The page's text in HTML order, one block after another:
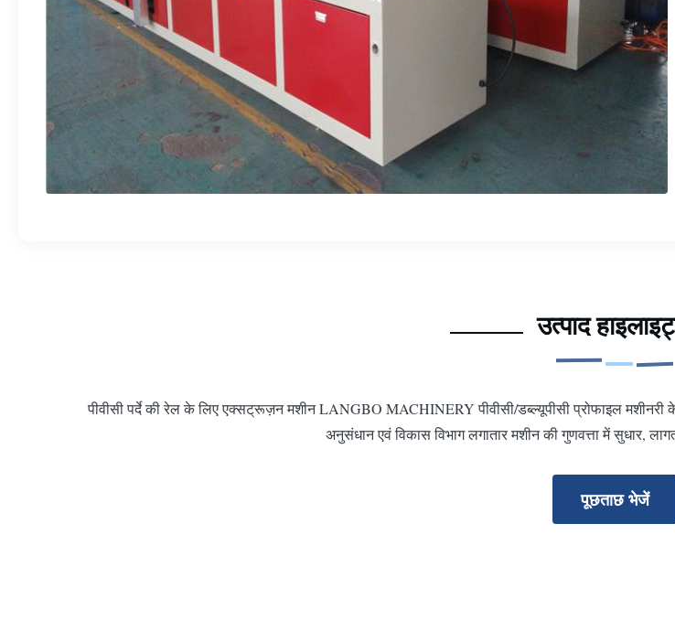
उत्पाद
पीवीसी पर्दे की रेल के लिए एक्सट्रूज़न मशीन LANGBO MACHINERY पीवीसी/डब्ल्यूपीसी प्रोफाइल मशीनरी
अनुसंधान एवं विकास विभाग लगातार मशीन की गुणवत्ता में सुधार,
पूछताछ भेजें